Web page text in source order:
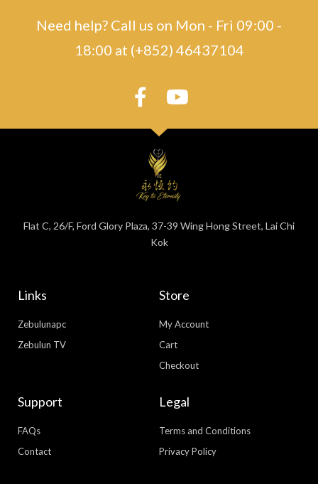
Need help? Call us on Mon - Fri 09:00 -
18:00 at (+852) 46437104
Flat C, 26/F, Ford Glory Plaza, 37-39 Wing Hong Street, Lai Chi
Kok
Links
Zebulunapc
Zebulun TV
Store
My Account
Cart
Checkout
Support
FAQs
Contact
Legal
Terms and Conditions
Privacy Policy